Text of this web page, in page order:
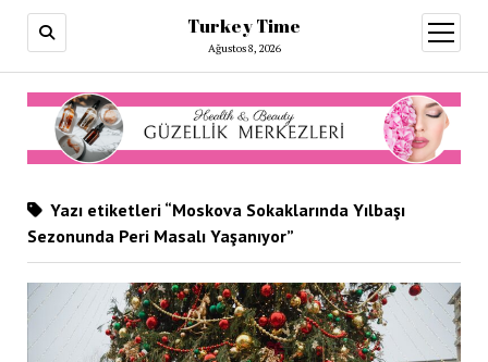
Turkey Time
Ağustos 8, 2026
aç
Yazı etiketleri “Moskova Sokaklarında Yılbaşı
Sezonunda Peri Masalı Yaşanıyor”